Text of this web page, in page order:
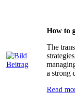
How to
The
a strong
Read